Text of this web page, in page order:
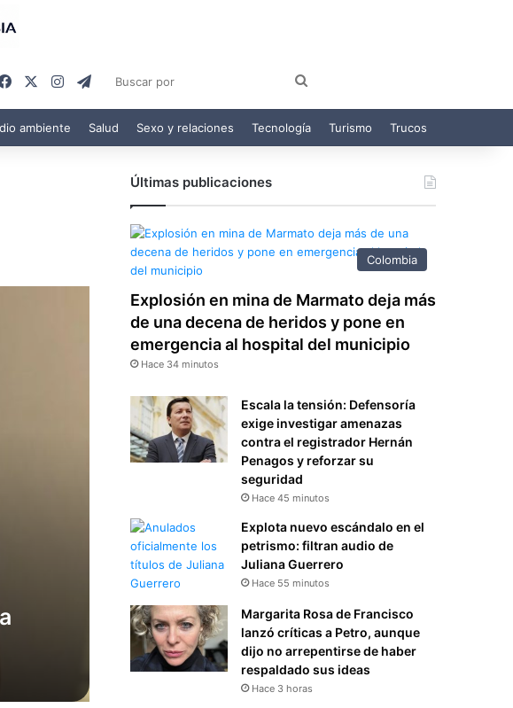
FacebookInstagram
Telegram
por
ambiente Salud Sexo y relaciones Tecnología Turismo Trucos
Últimas publicaciones
Colombia
Explosión en mina de Marmato deja más
de una decena de heridos y pone en
emergencia al hospital del municipio
Hace 34 minutos
Escala la tensión: Defensoría
exige investigar amenazas
contra el registrador Hernán
Penagos y reforzar su
seguridad
Hace 45 minutos
Explota nuevo escándalo en el
petrismo: filtran audio de
Juliana Guerrero
Hace 55 minutos
Margarita Rosa de Francisco
lanzó críticas a Petro, aunque
dijo no arrepentirse de haber
respaldado sus ideas
Hace 3 horas